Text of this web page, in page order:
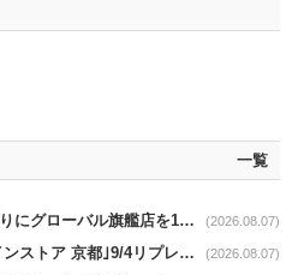
一覧
ユニクロnews｜京都･河原町通りにグローバル旗艦店を11/6開設 (2026.08.07)
ロフトnews｜新生｢モマ デザインストア 京都｣9/4リプレイスオープン (2026.08.07)